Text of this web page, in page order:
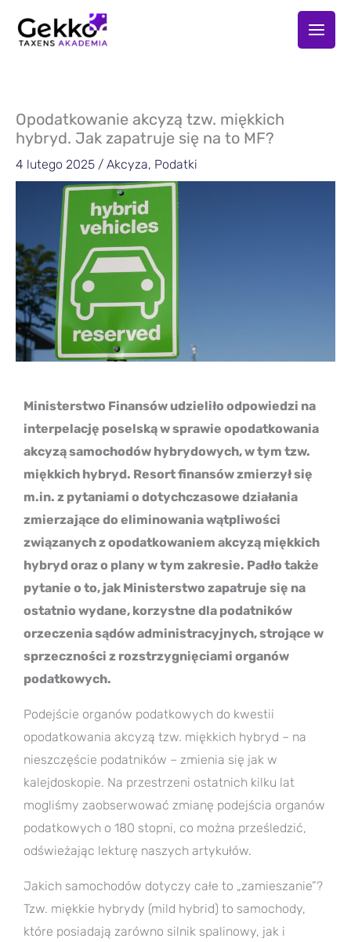
Opodatkowanie akcyzą tzw. miękkich
hybryd. Jak zapatruje się na to MF?
4 lutego 2025 / Akcyza, Podatki
Ministerstwo Finansów udzieliło odpowiedzi na
interpelację poselską w sprawie opodatkowania
akcyzą samochodów hybrydowych, w tym tzw.
miękkich hybryd. Resort finansów zmierzył się
m.in. z pytaniami o dotychczasowe działania
zmierzające do eliminowania wątpliwości
związanych z opodatkowaniem akcyzą miękkich
hybryd oraz o plany w tym zakresie. Padło także
pytanie o to, jak Ministerstwo zapatruje się na
ostatnio wydane, korzystne dla podatników
orzeczenia sądów administracyjnych, strojące w
sprzeczności z rozstrzygnięciami organów
podatkowych.
Podejście organów podatkowych do kwestii
opodatkowania akcyzą tzw. miękkich hybryd – na
nieszczęście podatników – zmienia się jak w
kalejdoskopie. Na przestrzeni ostatnich kilku lat
mogliśmy zaobserwować zmianę podejścia organów
podatkowych o 180 stopni, co można prześledzić,
odświeżając lekturę naszych artykułów.
Jakich samochodów dotyczy całe to „zamieszanie”?
Tzw. miękkie hybrydy (mild hybrid) to samochody,
które posiadają zarówno silnik spalinowy, jak i